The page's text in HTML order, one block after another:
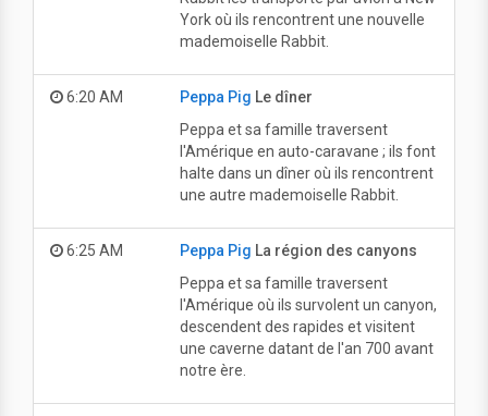
York où ils rencontrent une nouvelle
mademoiselle Rabbit.
6:20 AM Peppa Pig Le dîner
Peppa et sa famille traversent
l'Amérique en auto-caravane ; ils font
halte dans un dîner où ils rencontrent
une autre mademoiselle Rabbit.
6:25 AM Peppa Pig La région des canyons
Peppa et sa famille traversent
l'Amérique où ils survolent un canyon,
descendent des rapides et visitent
une caverne datant de l'an 700 avant
notre ère.